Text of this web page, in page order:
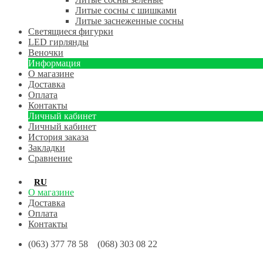
Литые сосны с шишками
Литые заснеженные сосны
Светящиеся фигурки
LED гирлянды
Веночки
Информация
О магазине
Доставка
Оплата
Контакты
Личный кабинет
Личный кабинет
История заказа
Закладки
Сравнение
RU
О магазине
Доставка
Оплата
Контакты
(063) 377 78 58 (068) 303 08 22